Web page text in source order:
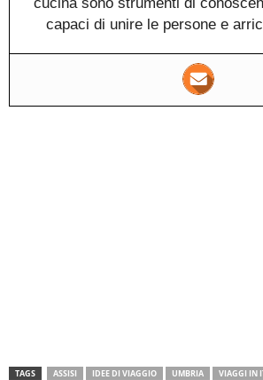
capaci di unire le persone e
TAGS ASSISI IDEE DI VIAGGIO UMBRIA VIAGGI IN